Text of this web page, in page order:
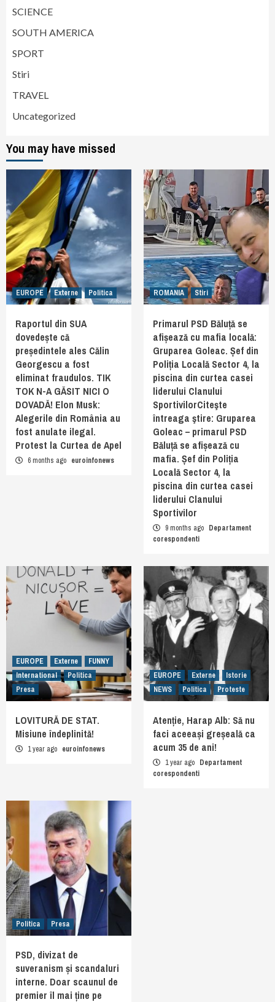
SCIENCE
SOUTH AMERICA
SPORT
Stiri
TRAVEL
Uncategorized
You may have missed
EUROPE Externe Politica
Raportul din SUA
dovedește că
președintele ales Călin
Georgescu a fost
eliminat fraudulos. TIK
TOK N-A GĂSIT NICI O
DOVADĂ! Elon Musk:
Alegerile din România au
fost anulate ilegal.
Protest la Curtea de Apel
6 months ago euroinfonews
ROMANIA Stiri
Primarul PSD Băluță se
afișează cu mafia locală:
Gruparea Goleac. Șef din
Poliția Locală Sector 4, la
piscina din curtea casei
liderului Clanului
SportivilorCiteşte
întreaga ştire: Gruparea
Goleac – primarul PSD
Băluță se afișează cu
mafia. Șef din Poliția
Locală Sector 4, la
piscina din curtea casei
liderului Clanului
Sportivilor
9 months ago Departament
corespondenti
EUROPE Externe
FUNNY
International
Politica
Presa
LOVITURĂ DE STAT.
Misiune îndeplinită!
1 year ago euroinfonews
EUROPE Externe
Istorie
NEWS
Politica Proteste
Atenție, Harap Alb: Să nu
faci aceeași greșeală ca
acum 35 de ani!
1 year ago Departament
corespondenti
Politica Presa
PSD, divizat de
suveranism și scandaluri
interne. Doar scaunul de
premier îl mai ține pe